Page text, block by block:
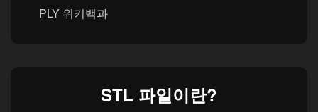
PLY 위키백과
STL 파일이란?